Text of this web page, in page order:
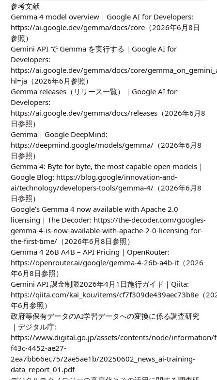
参考文献
Gemma 4 model overview｜Google AI for Developers:
https://ai.google.dev/gemma/docs/core （2026年6月8日
参照）
Gemini API で Gemma を実行する｜Google AI for
Developers:
https://ai.google.dev/gemma/docs/core/
hl=ja （2026年6月参照）
Gemma releases（リリース一覧）｜Google AI for
Developers:
https://ai.google.dev/gemma/docs/releases （2026年6月8
日参照）
Gemma｜Google DeepMind:
https://deepmind.google/models/gemma/ （2026年6月8
日参照）
Gemma 4: Byte for byte, the most capable open models｜
Google Blog: https://blog.google/innovation-and-
ai/technology/developers-tools/gemma-4/ （2026年6月8
日参照）
Google’s Gemma 4 now available with Apache 2.0
licensing｜The Decoder: https://the-decoder.com/googles-
gemma-4-is-now-available-with-apache-2-0-licensing-for-
the-first-time/ （2026年6月8日参照）
Gemma 4 26B A4B – API Pricing｜OpenRouter:
https://openrouter.ai/google/gemma-4-26b-a4b-it （2026
年6月8日参照）
Gemini API 課金制限2026年4月1日施行ガイド｜Qiita:
https://qiita.com/kai_kou/items/cf7f309de439aec73b8e （
年6月参照）
政府等保有データのAI学習データへの変換に係る調査研究
｜デジタル庁:
https://www.digital.go.jp/assets/contents/node/information/
f43c-4452-ae27-
2ea7bb66ec75/2ae5ae1b/20250602_news_ai-training-
data_report_01.pdf